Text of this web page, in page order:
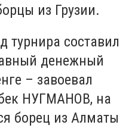
из Грузии.
составил
денежный
– завоевал
НУГМАНОВ, на
борец из Алматы